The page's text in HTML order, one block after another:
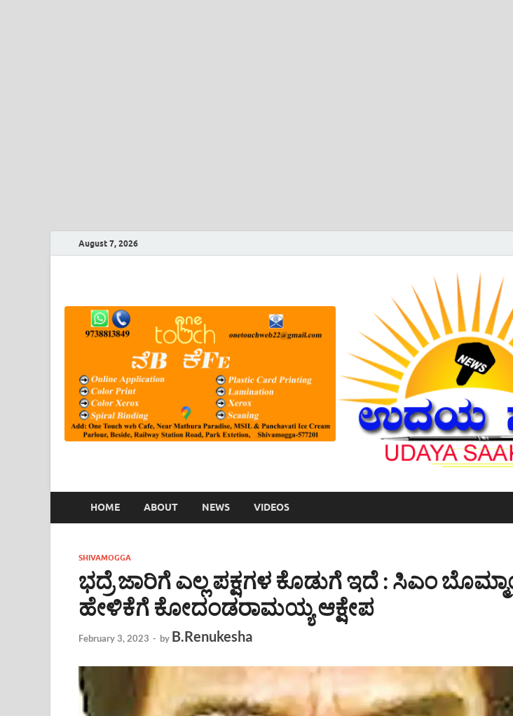
August 7, 2026
HOME ABOUT NEWS VIDEOS
SHIVAMOGGA
ಭದ್ರೆ ಜಾರಿಗೆ ಎಲ್ಲ ಪಕ್ಷಗಳ ಕೊಡುಗೆ ಇದೆ : ಸಿಎಂ
ಹೇಳಿಕೆಗೆ ಕೋದಂಡರಾಮಯ್ಯ ಆಕ್ಷೇಪ
February 3, 2023 - by B.Renukesha